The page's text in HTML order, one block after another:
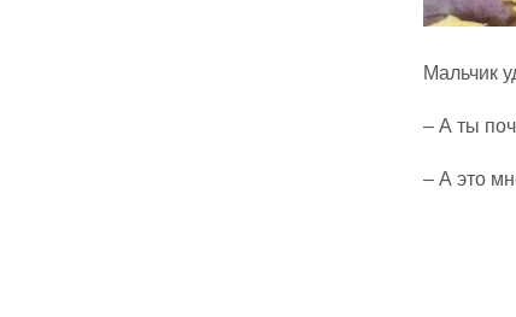
Мальчик
– А ты
– А это